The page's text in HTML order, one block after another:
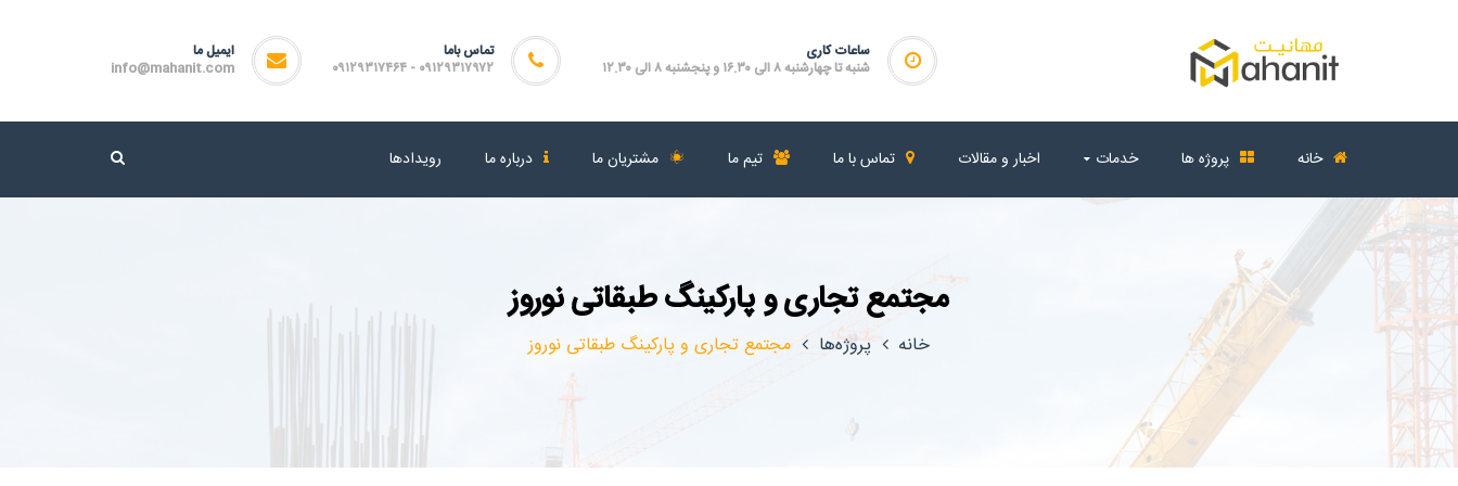
ایمیل ما
info@mahanit.com
تماس باما
۰۹۱۲۹۳۱۷۹۷۲ - ۰۹۱۲۹۳۱۷۴۶۴
ساعات کاری
شنبه تا چهارشنبه ۸ الی ۱۶.۳۰ و پنجشنبه ۸ الی ۱۲.۳۰
خانه پروژه ها خدمات اخبار و مقالات تماس با ما تیم ما مشتریان ما درباره ما رویدادها
مجتمع تجاری و پارکینگ طبقاتی نوروز
خانه پروژه‌ها مجتمع تجاری و پارکینگ طبقاتی نوروز